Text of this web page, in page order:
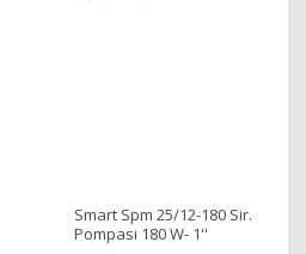
Smart Spm 25/12-180 Sir.
Pompası 180 W- 1''